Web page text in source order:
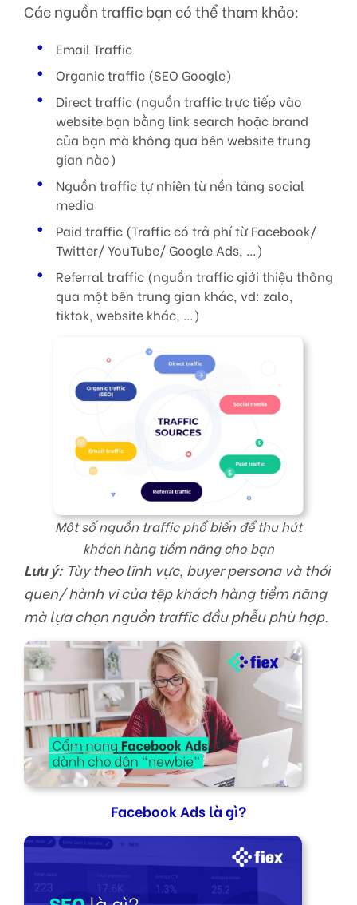
Các nguồn traffic bạn có thể tham khảo:
Email Traffic
Organic traffic (SEO Google)
Direct traffic (nguồn traffic trực tiếp vào
website bạn bằng link search hoặc brand
của bạn mà không qua bên website trung
gian nào)
Nguồn traffic tự nhiên từ nền tảng social
media
Paid traffic (Traffic có trả phí từ Facebook/
Twitter/ YouTube/ Google Ads, …)
Referral traffic (nguồn traffic giới thiệu thông
qua một bên trung gian khác, vd: zalo,
tiktok, website khác, …)
Một số nguồn traffic phổ biến để thu hút
khách hàng tiềm năng cho bạn
Lưu ý: Tùy theo lĩnh vực, buyer persona và thói
quen/ hành vi của tệp khách hàng tiềm năng
mà lựa chọn nguồn traffic đầu phễu phù hợp.
Facebook Ads là gì?